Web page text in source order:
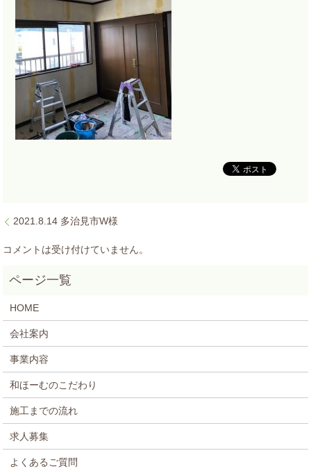
2021.8.14 多治見市W様
コメントは受け付けていません。
HOME
会社案内
事業内容
和ほーむのこだわり
施工までの流れ
求人募集
よくあるご質問